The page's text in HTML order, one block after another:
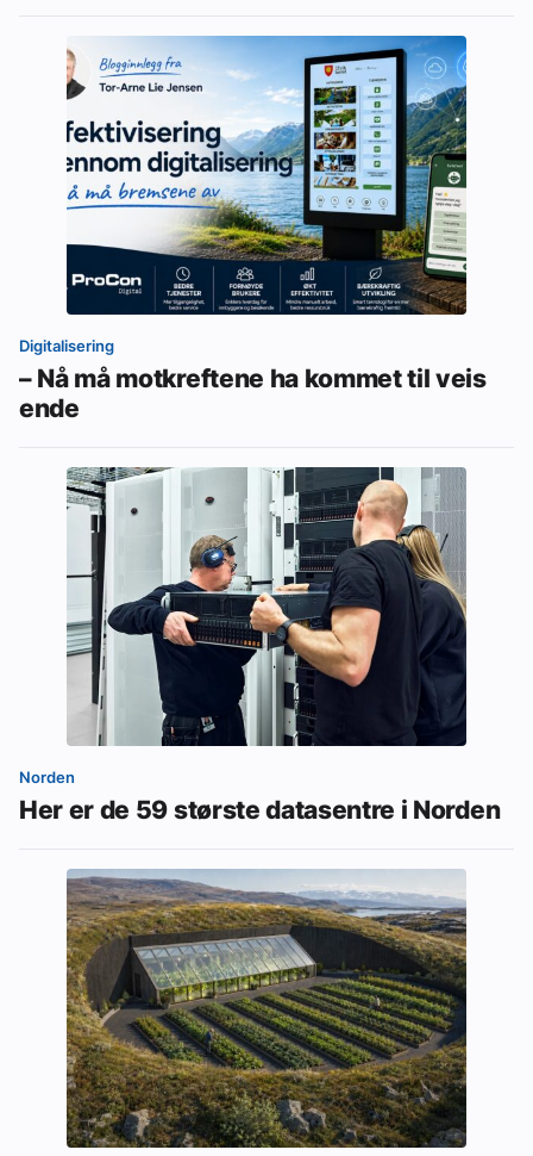
Digitalisering
– Nå må motkreftene ha kommet til veis
ende
Norden
Her er de 59 største datasentre i Norden